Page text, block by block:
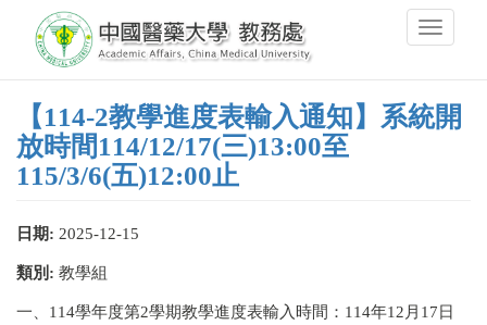
內
Toggle
【114-2教學進度表輸入通知】系統開
放時間114/12/17(三)13:00至
115/3/6(五)12:00止
日期: 2025-12-15
類別: 教學組
一、114學年度第2學期教學進度表輸入時間：114年12月17日